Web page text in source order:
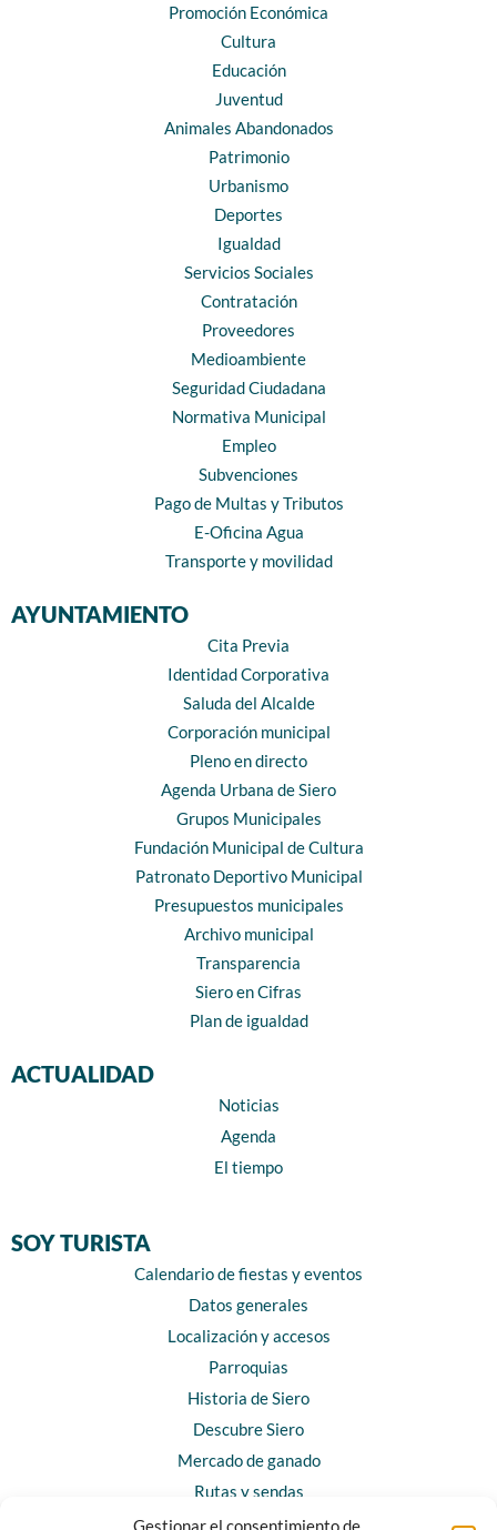
Gestionar el consentimiento de
Promoción Económica
Cultura
Educación
Juventud
Animales Abandonados
Patrimonio
Urbanismo
Deportes
Igualdad
Servicios Sociales
Contratación
Proveedores
Medioambiente
Seguridad Ciudadana
Normativa Municipal
Empleo
Subvenciones
Pago de Multas y Tributos
E-Oficina Agua
Transporte y movilidad
AYUNTAMIENTO
Cita Previa
Identidad Corporativa
Saluda del Alcalde
Corporación municipal
Pleno en directo
Agenda Urbana de Siero
Grupos Municipales
Fundación Municipal de Cultura
Patronato Deportivo Municipal
Presupuestos municipales
Archivo municipal
Transparencia
Siero en Cifras
Plan de igualdad
ACTUALIDAD
Noticias
Agenda
El tiempo
SOY TURISTA
Calendario de fiestas y eventos
Datos generales
Localización y accesos
Parroquias
Historia de Siero
Descubre Siero
Mercado de ganado
Rutas y sendas